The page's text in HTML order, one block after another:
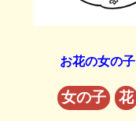
お花の女の子
女の子 花